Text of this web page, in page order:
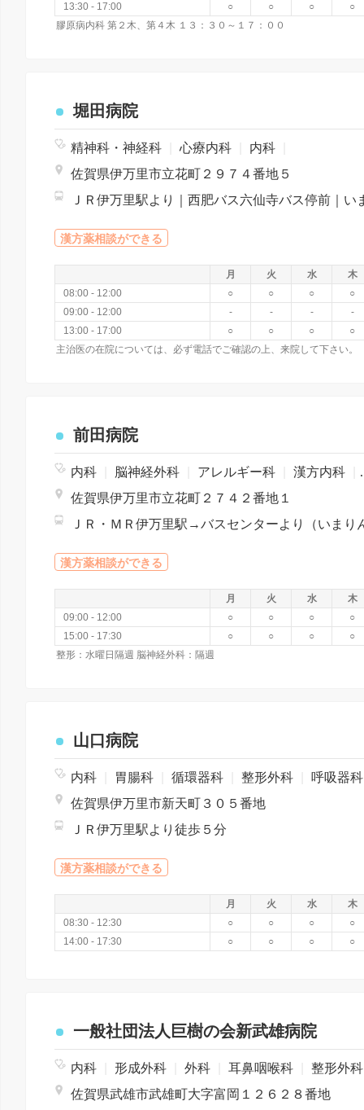
13:30 - 17:00
○ ○ ○
○
膠原病内科 第２木、第４木 １３：３０～１７：００
堀田病院
精神科・神経科 心療内科 内科
佐賀県伊万里市立花町２９７４番地５
漢方薬相談ができる
月 火 水
木
08:00 - 12:00
○ ○ ○
○
09:00 - 12:00
- - -
-
13:00 - 17:00
○ ○ ○
○
主治医の在院については、必ず電話でご確認の上、来院して下さい。
前田病院
内科 脳神経外科 アレルギー科 漢方内科
佐賀県伊万里市立花町２７４２番地１
漢方薬相談ができる
月 火 水
木
09:00 - 12:00
○ ○ ○
○
15:00 - 17:30
○ ○ ○
○
整形：水曜日隔週 脳神経外科：隔週
山口病院
内科 胃腸科 循環器科 整形外科
呼吸器
佐賀県伊万里市新天町３０５番地
ＪＲ伊万里駅より徒歩５分
漢方薬相談ができる
月 火 水
木
08:30 - 12:30
○ ○ ○
○
14:00 - 17:30
○ ○ ○ ○
一般社団法人巨樹の会新武雄病院
内科 形成外科 外科 耳鼻咽喉科
整形外
佐賀県武雄市武雄町大字富岡１２６２８番地